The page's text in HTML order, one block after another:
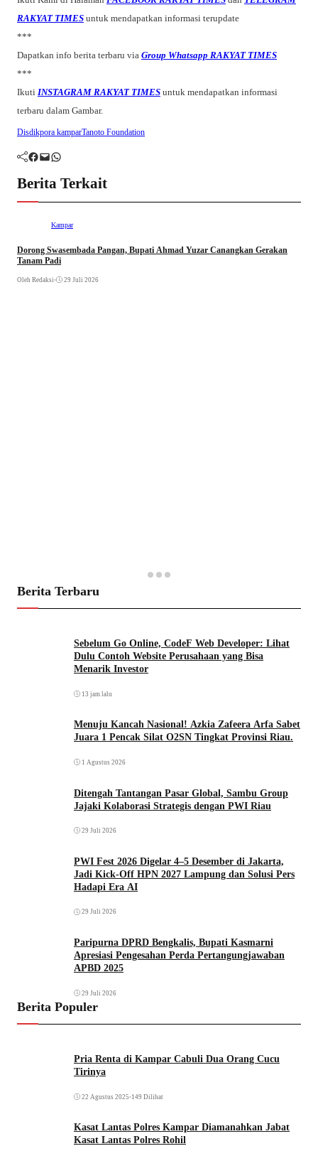
RAKYAT TIMES untuk mendapatkan informasi terupdate
***
Dapatkan info berita terbaru via Group Whatsapp RAKYAT TIMES
***
Ikuti INSTAGRAM RAKYAT TIMES untuk mendapatkan informasi
terbaru dalam Gambar.
Disdikpora kamparTanoto Foundation
Facebook Mail WhatsApp
Berita Terkait
Kampar
Dorong Swasembada Pangan, Bupati Ahmad Yuzar Canangkan Gerakan
Tanam Padi
Oleh Redaksi • 29 Juli 2026
Berita Terbaru
Sebelum Go Online, CodeF Web Developer: Lihat
Dulu Contoh Website Perusahaan yang Bisa
Menarik Investor
13 jam lalu
Menuju Kancah Nasional! Azkia Zafeera Arfa Sabet
Juara 1 Pencak Silat O2SN Tingkat Provinsi Riau.
1 Agustus 2026
Ditengah Tantangan Pasar Global, Sambu Group
Jajaki Kolaborasi Strategis dengan PWI Riau
29 Juli 2026
PWI Fest 2026 Digelar 4–5 Desember di Jakarta,
Jadi Kick-Off HPN 2027 Lampung dan Solusi Pers
Hadapi Era AI
29 Juli 2026
Paripurna DPRD Bengkalis, Bupati Kasmarni
Apresiasi Pengesahan Perda Pertangungjawaban
APBD 2025
29 Juli 2026
Berita Populer
Pria Renta di Kampar Cabuli Dua Orang Cucu
Tirinya
22 Agustus 2025 •149 Dilihat
Kasat Lantas Polres Kampar Diamanahkan Jabat
Kasat Lantas Polres Rohil